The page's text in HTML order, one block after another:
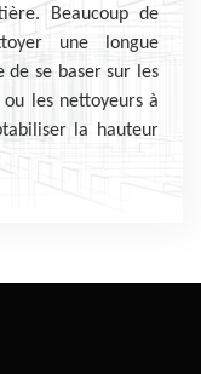
Beaucoup de
une longue
de se baser sur les
ou les nettoyeurs à
la hauteur